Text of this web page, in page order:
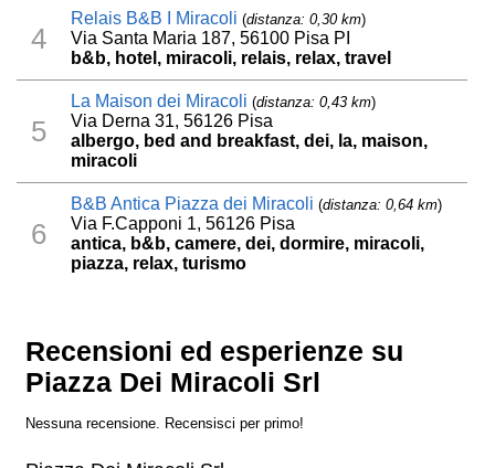
4
Relais B&B I Miracoli (distanza: 0,30 km)
Via Santa Maria 187, 56100 Pisa PI
b&b, hotel, miracoli, relais, relax, travel
5
La Maison dei Miracoli (distanza: 0,43 km)
Via Derna 31, 56126 Pisa
albergo, bed and breakfast, dei, la, maison,
miracoli
6
B&B Antica Piazza dei Miracoli (distanza: 0,64 km)
Via F.Capponi 1, 56126 Pisa
antica, b&b, camere, dei, dormire, miracoli,
piazza, relax, turismo
Recensioni ed esperienze su
Piazza Dei Miracoli Srl
Nessuna recensione. Recensisci per primo!